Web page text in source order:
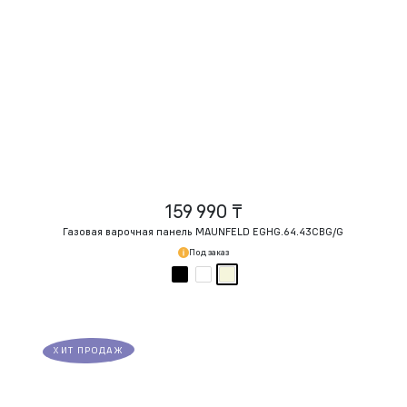
159 990 ₸
Газовая варочная панель MAUNFELD EGHG.64.43CBG/G
Под заказ
ХИТ ПРОДАЖ